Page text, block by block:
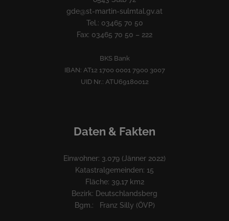
gde@st-martin-sulmtal.gv.at
Tel.: 03465 70 50
Fax: 03465 70 50 – 222
BKS Bank
IBAN: AT12 1700 0001 7900 3007
UID Nr.: ATU69180012
Daten & Fakten
Einwohner: 3.079 (Jänner 2022)
Katastralgemeinden: 15
Fläche: 39,17 km2
Bezirk: Deutschlandsberg
Bgm.: Franz Silly (ÖVP)